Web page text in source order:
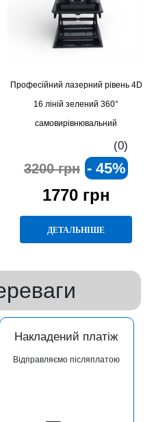
Професійний лазерний рівень 4D
16 ліній зелений 360°
самовирівнювальний
(0)
3200 грн - 45%
1770 грн
ДЕТАЛЬНІШЕ
Накладений платіж
Відправляємо післяплатою